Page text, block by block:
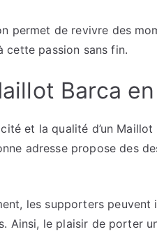
permet de revivre des
cette passion sans fin.
Barca
et la qualité d’un
adresse propose des
les supporters
Ainsi, le plaisir de porter